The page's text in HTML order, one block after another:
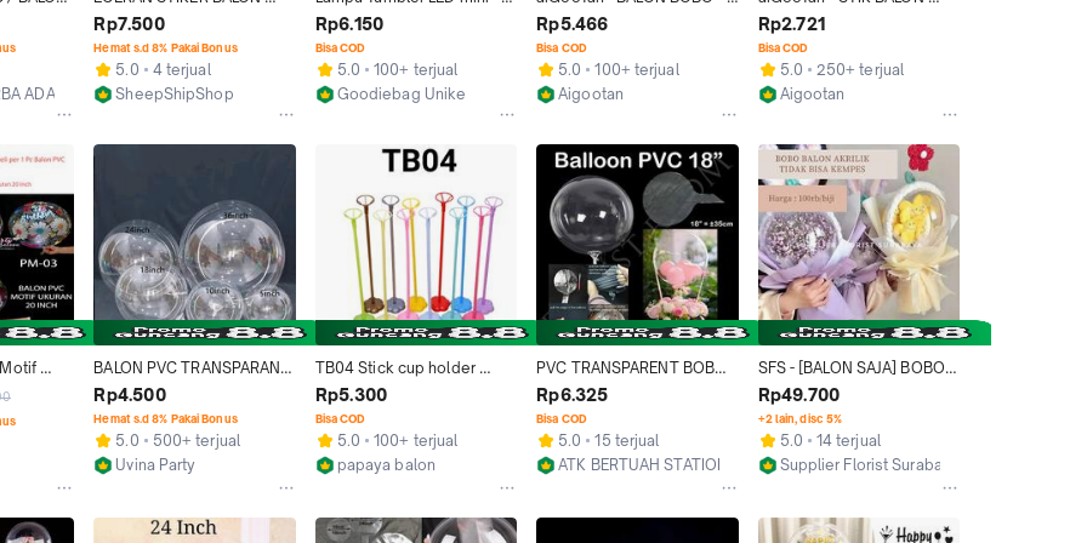
20
PCS
ADA
BOBO PVC HAPPY
BIRTHDAY Stiker Ulang
Tahun
Rp7.500
Hemat s.d 8% Pakai Bonus
5.0
4 terjual
SheepShipShop
Lampu LED Kawat balon
BOBO - Mudah dibentuk
Rp6.150
Bisa COD
5.0
100+ terjual
Goodiebag Unike
Balloon PVC Ballon Bening
Tranparan Transparent
Party Ultah Wisuda Scretch
Murah Medan
Rp5.466
Bisa COD
5.0
100+ terjual
Aigootan
BOBO 40 CM BESAR - Stick
Tangkai Tongkat PVC
Gagang Cup Pegangan
Murah Medan Plastik
Rp2.721
Bisa COD
5.0
250+ terjual
Aigootan
Buah
BALON PVC TRANSPARAN
BOBO 18/24/36 (1pcs)
Rp4.500
Hemat s.d 8% Pakai Bonus
5.0
500+ terjual
Uvina Party
TB04 Stick cup holder
stand dudukan balon latex
foil pvc bobo meja
Rp5.300
Bisa COD
5.0
100+ terjual
papaya balon
PVC TRANSPARENT BOBO
BALLOON STIK CUP STIKER
BALON BENING
TRANSPARAN
Rp6.325
Bisa COD
5.0
15 terjual
ATK BERTUAH STATIONERY
SFS - [BALON SAJA] BOBO
BALON, TIDAK BISA
KEMPES, SELAMANYA
SEPERTI BALON
Rp49.700
+2 lain, disc 5%
5.0
14 terjual
Supplier Florist Surabaya